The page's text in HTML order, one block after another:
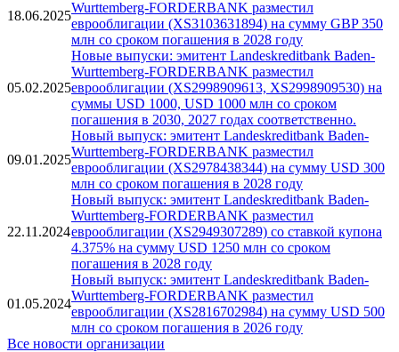
18.06.2025
Wurttemberg-FORDERBANK разместил
еврооблигации (XS3103631894) на сумму GBP 350
млн со сроком погашения в 2028 году
05.02.2025
Новые выпуски: эмитент Landeskreditbank Baden-
Wurttemberg-FORDERBANK разместил
еврооблигации (XS2998909613, XS2998909530) на
суммы USD 1000, USD 1000 млн со сроком
погашения в 2030, 2027 годах соответственно.
09.01.2025
Новый выпуск: эмитент Landeskreditbank Baden-
Wurttemberg-FORDERBANK разместил
еврооблигации (XS2978438344) на сумму USD 300
млн со сроком погашения в 2028 году
22.11.2024
Новый выпуск: эмитент Landeskreditbank Baden-
Wurttemberg-FORDERBANK разместил
еврооблигации (XS2949307289) со ставкой купона
4.375% на сумму USD 1250 млн со сроком
погашения в 2028 году
01.05.2024
Новый выпуск: эмитент Landeskreditbank Baden-
Wurttemberg-FORDERBANK разместил
еврооблигации (XS2816702984) на сумму USD 500
млн со сроком погашения в 2026 году
Все новости организации